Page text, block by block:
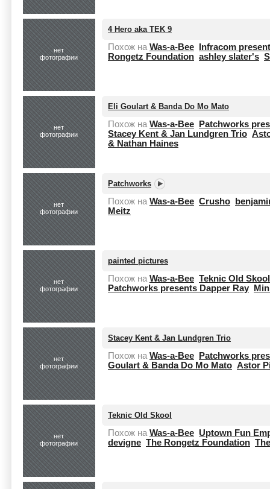
нет
фотографии
4 Hero aka TEK 9
Похож на Was-a-Bee
Infracom
Rongetz Foundation ashley slater's
нет
фотографии
Eli Goulart & Banda Do Mo Mato
Похож на Was-a-Bee
Patchworks
Stacey Kent & Jan Lundgren Trio
& Nathan Haines
нет
фотографии
Patchworks
Похож на Was-a-Bee Crusho
Meitz
нет
фотографии
painted pictures
Похож на Was-a-Bee Teknic Old Skool
Patchworks presents Dapper Ray
нет
фотографии
Stacey Kent & Jan Lundgren Trio
Похож на Was-a-Bee
Patchworks
Goulart & Banda Do Mo Mato Astor
нет
фотографии
Teknic Old Skool
Похож на Was-a-Bee Uptown Fun
devigne The Rongetz Foundation